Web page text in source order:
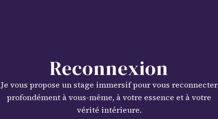
Reconnexion
Je vous propose un stage immersif pour vous reconnecter
profondément à vous-même, à votre essence et à votre
vérité intérieure.